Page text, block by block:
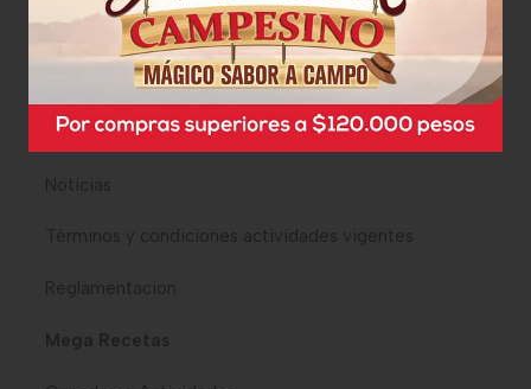
CATEGORÍAS
Noticias
Términos y condiciones actividades vigentes
Reglamentacion